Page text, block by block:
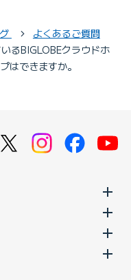
よくあるご質問
るBIGLOBEクラウドホ
はできますか。